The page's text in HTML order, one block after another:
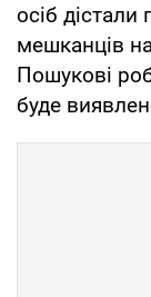
осіб
мешканців
Пошукові
буде